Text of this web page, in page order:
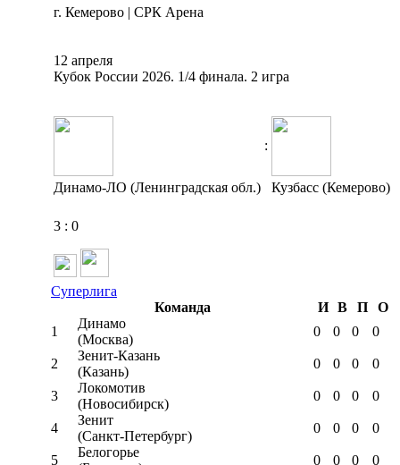
г. Кемерово | СРК Арена
12 апреля
Кубок России 2026. 1/4 финала. 2 игра
:
Динамо-ЛО (Ленинградская обл.) Кузбасс (Кемерово)
3 : 0
Суперлига
Команда
И В П
О
1
Динамо
(Москва)
0 0 0 0
2
Зенит-Казань
(Казань)
0 0 0 0
3
Локомотив
(Новосибирск)
0 0 0 0
4
Зенит
(Санкт-Петербург)
0 0 0 0
5
Белогорье
0 0 0 0